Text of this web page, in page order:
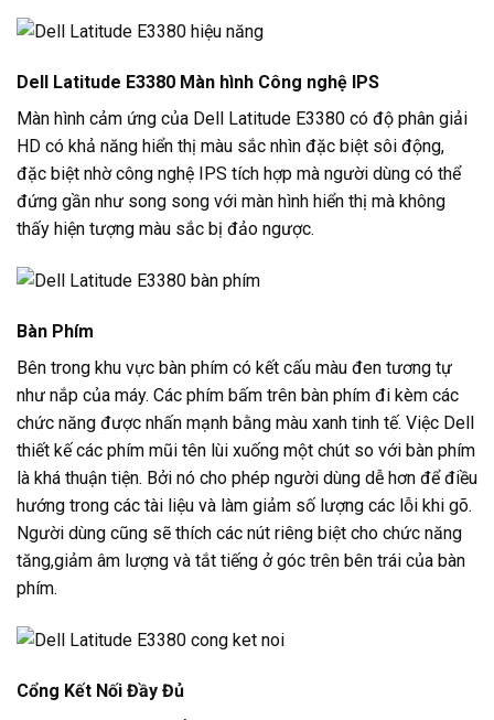
Dell Latitude E3380 Màn hình Công nghệ IPS
Màn hình cảm ứng của Dell Latitude E3380 có độ phân giải
HD có khả năng hiển thị màu sắc nhìn đặc biệt sôi động,
đặc biệt nhờ công nghệ IPS tích hợp mà người dùng có thể
đứng gần như song song với màn hình hiển thị mà không
thấy hiện tượng màu sắc bị đảo ngược.
Bàn Phím
Bên trong khu vực bàn phím có kết cấu màu đen tương tự
như nắp của máy. Các phím bấm trên bàn phím đi kèm các
chức năng được nhấn mạnh bằng màu xanh tinh tế. Việc Dell
thiết kế các phím mũi tên lùi xuống một chút so với bàn phím
là khá thuận tiện. Bởi nó cho phép người dùng dễ hơn để điều
hướng trong các tài liệu và làm giảm số lượng các lỗi khi gõ.
Người dùng cũng sẽ thích các nút riêng biệt cho chức năng
tăng,giảm âm lượng và tắt tiếng ở góc trên bên trái của bàn
phím.
Cổng Kết Nối Đầy Đủ